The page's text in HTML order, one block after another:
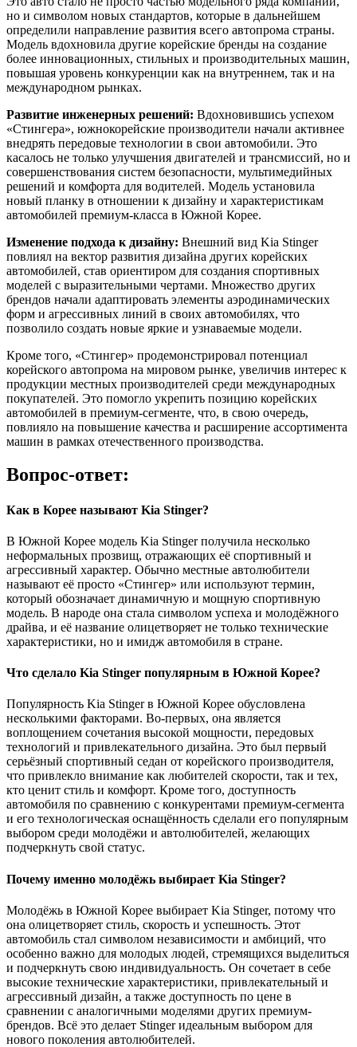
но и символом новых стандартов, которые в дальнейшем
определили направление развития всего автопрома страны.
Модель вдохновила другие корейские бренды на создание
более инновационных, стильных и производительных машин,
повышая уровень конкуренции как на внутреннем, так и на
международном рынках.
Развитие инженерных решений: Вдохновившись успехом
«Стингера», южнокорейские производители начали активнее
внедрять передовые технологии в свои автомобили. Это
касалось не только улучшения двигателей и трансмиссий, но и
совершенствования систем безопасности, мультимедийных
решений и комфорта для водителей. Модель установила
новый планку в отношении к дизайну и характеристикам
автомобилей премиум-класса в Южной Корее.
Изменение подхода к дизайну: Внешний вид Kia Stinger
повлиял на вектор развития дизайна других корейских
автомобилей, став ориентиром для создания спортивных
моделей с выразительными чертами. Множество других
брендов начали адаптировать элементы аэродинамических
форм и агрессивных линий в своих автомобилях, что
позволило создать новые яркие и узнаваемые модели.
Кроме того, «Стингер» продемонстрировал потенциал
корейского автопрома на мировом рынке, увеличив интерес к
продукции местных производителей среди международных
покупателей. Это помогло укрепить позицию корейских
автомобилей в премиум-сегменте, что, в свою очередь,
повлияло на повышение качества и расширение ассортимента
машин в рамках отечественного производства.
Вопрос-ответ:
Как в Корее называют Kia Stinger?
В Южной Корее модель Kia Stinger получила несколько
неформальных прозвищ, отражающих её спортивный и
агрессивный характер. Обычно местные автолюбители
называют её просто «Стингер» или используют термин,
который обозначает динамичную и мощную спортивную
модель. В народе она стала символом успеха и молодёжного
драйва, и её название олицетворяет не только технические
характеристики, но и имидж автомобиля в стране.
Что сделало Kia Stinger популярным в Южной Корее?
Популярность Kia Stinger в Южной Корее обусловлена
несколькими факторами. Во-первых, она является
воплощением сочетания высокой мощности, передовых
технологий и привлекательного дизайна. Это был первый
серьёзный спортивный седан от корейского производителя,
что привлекло внимание как любителей скорости, так и тех,
кто ценит стиль и комфорт. Кроме того, доступность
автомобиля по сравнению с конкурентами премиум-сегмента
и его технологическая оснащённость сделали его популярным
выбором среди молодёжи и автолюбителей, желающих
подчеркнуть свой статус.
Почему именно молодёжь выбирает Kia Stinger?
Молодёжь в Южной Корее выбирает Kia Stinger, потому что
она олицетворяет стиль, скорость и успешность. Этот
автомобиль стал символом независимости и амбиций, что
особенно важно для молодых людей, стремящихся выделиться
и подчеркнуть свою индивидуальность. Он сочетает в себе
высокие технические характеристики, привлекательный и
агрессивный дизайн, а также доступность по цене в
сравнении с аналогичными моделями других премиум-
брендов. Всё это делает Stinger идеальным выбором для
нового поколения автолюбителей.